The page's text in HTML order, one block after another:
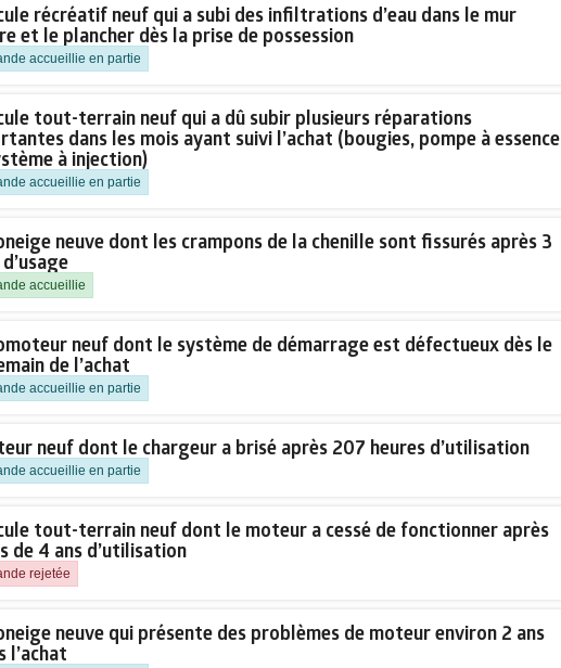
récréatif neuf qui a subi des infiltrations d’eau dans le mur
et le plancher dès la prise de possession
accueillie en partie
tout-terrain neuf qui a dû subir plusieurs réparations
dans les mois ayant suivi l’achat (bougies, pompe à essence
à injection)
accueillie en partie
neuve dont les crampons de la chenille sont fissurés après 3
accueillie
neuf dont le système de démarrage est défectueux dès le
de l’achat
accueillie en partie
neuf dont le chargeur a brisé après 207 heures d’utilisation
accueillie en partie
tout-terrain neuf dont le moteur a cessé de fonctionner après
de 4 ans d’utilisation
rejetée
neuve qui présente des problèmes de moteur environ 2 ans
l’achat